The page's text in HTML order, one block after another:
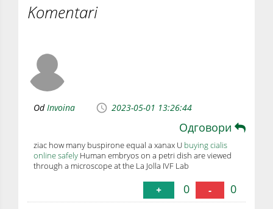
Komentari
OdInvoina 2023-05-01 13:26:44
Одговори
ziac how many buspirone equal a xanax U buying cialis
online safely Human embryos on a petri dish are viewed
through a microscope at the La Jolla IVF Lab
+ 0 - 0